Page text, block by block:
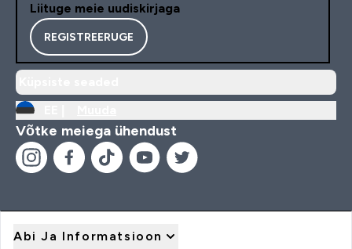
Liituge meie uudiskirjaga
REGISTREERUGE
Võtke meiega ühendust
Abi Ja Informatsioon